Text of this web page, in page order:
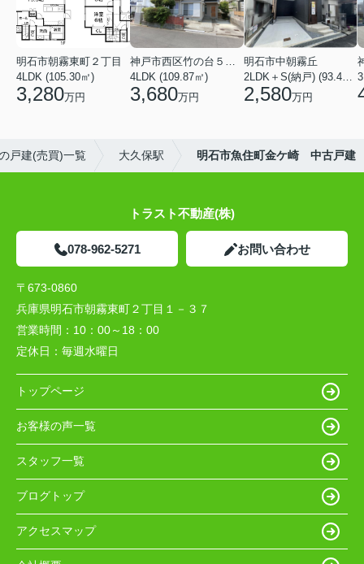
明石市朝霧東町２丁目
4LDK (105.30㎡)
3,280万円
4LDK (109.87㎡)
3,680万円
明石市中朝霧丘
2,580万円
戸建(売買)一覧 大久保駅 明石市魚住町金ケ崎 中古戸建
トラスト不動産(株)
078-962-5271 お問い合わせ
〒673-0860
兵庫県明石市朝霧東町２丁目１－３７
営業時間： 10：00～18：00
定休日： 毎週水曜日
トップページ
お客様の声一覧
スタッフ一覧
ブログトップ
アクセスマップ